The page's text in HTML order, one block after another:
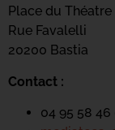
Place du Théatre
Rue Favalelli
20200 Bastia
Contact :
04 95 58 46